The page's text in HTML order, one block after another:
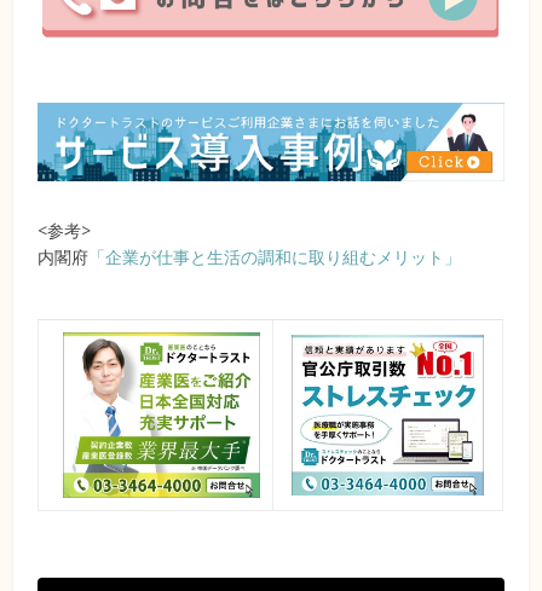
<参考>
内閣府 「企業が仕事と生活の調和に取り組むメリット」